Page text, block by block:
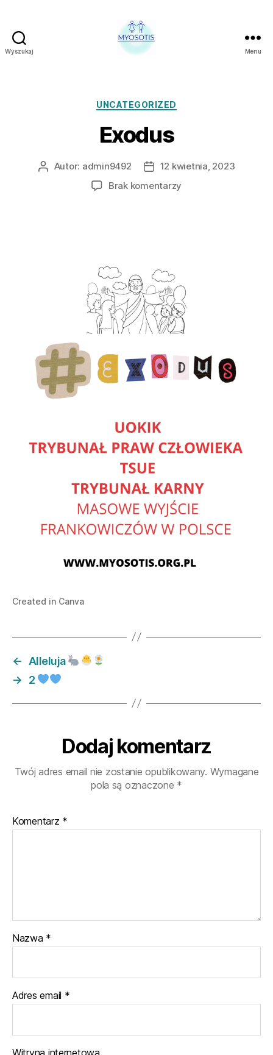
Wyszukaj
CZŁOWIEKA
POLSCE
MYOSOTIS
Menu
Kategorie
UNCATEGORIZED
Exodus
AutorAutor: admin9492
Data
wpisu
12 kwietnia, 2023
Brak komentarzy
Created in Canva
←
Alleluja
→
2
Dodaj komentarz
Twój adres email nie zostanie opublikowany. Wymagane
pola są oznaczone *
Komentarz *
Nazwa *
Adres email *
Witryna internetowa